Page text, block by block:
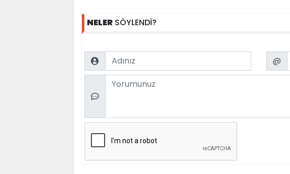
NELER SÖYLENDİ?
Name Email
@
Comment